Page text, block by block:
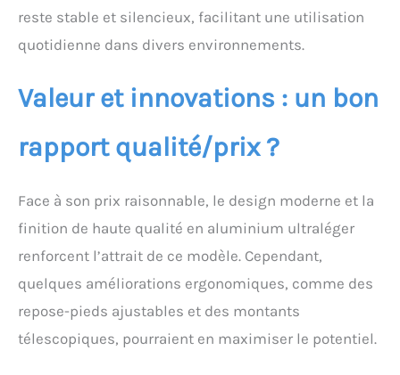
reste stable et silencieux, facilitant une utilisation
quotidienne dans divers environnements.
Valeur et innovations : un bon
rapport qualité/prix ?
Face à son prix raisonnable, le design moderne et la
finition de haute qualité en aluminium ultraléger
renforcent l’attrait de ce modèle. Cependant,
quelques améliorations ergonomiques, comme des
repose-pieds ajustables et des montants
télescopiques, pourraient en maximiser le potentiel.